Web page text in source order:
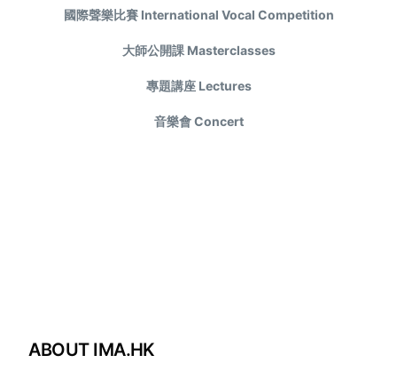
國際聲樂比賽 International Vocal Competition
大師公開課 Masterclasses
專題講座 Lectures
音樂會 Concert
ABOUT IMA.HK